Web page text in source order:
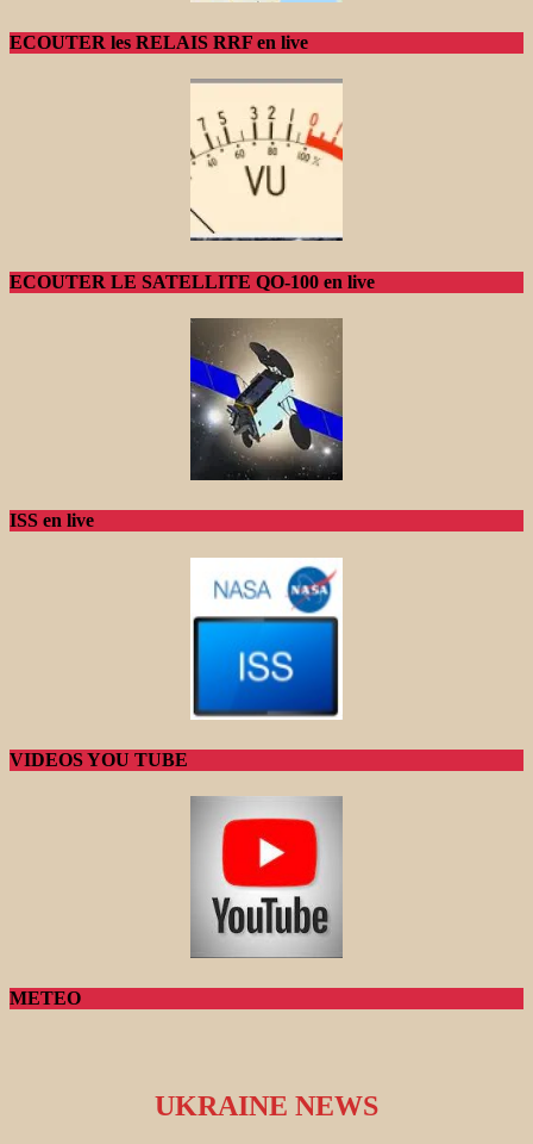
ECOUTER les RELAIS RRF en live
ECOUTER LE SATELLITE QO-100 en live
ISS en live
VIDEOS YOU TUBE
METEO
UKRAINE NEWS